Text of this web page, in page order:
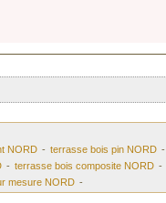
NORD - terrasse bois pin NORD -
- terrasse bois composite NORD -
mesure NORD -